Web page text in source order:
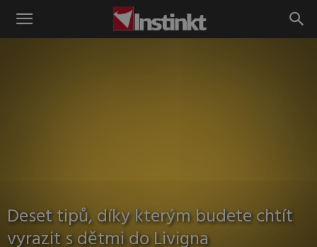
Instinkt
Deset tipů, díky kterým budete chtít
vyrazit s dětmi do Livigna